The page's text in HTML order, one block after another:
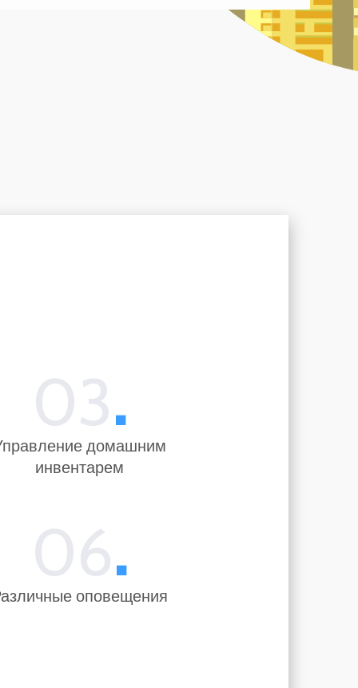
03.
домашним
инвентарем
06.
оповещения